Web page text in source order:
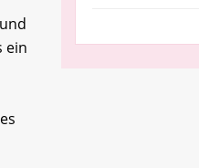
ein